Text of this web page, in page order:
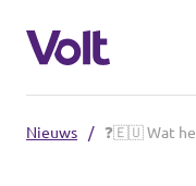
Nieuws /